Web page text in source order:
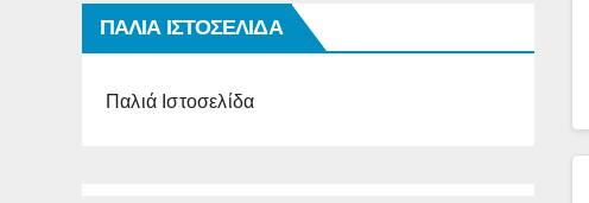
ΠΑΛΙΑ ΙΣΤΟΣΕΛΙΔΑ
Παλιά Ιστοσελίδα